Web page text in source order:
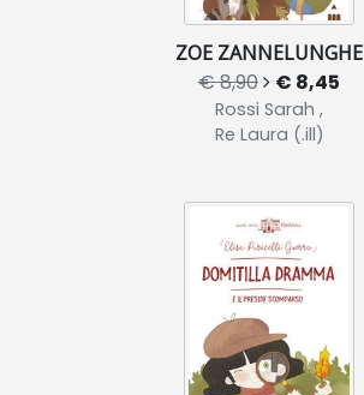
ZOE ZANNELUNGHE
€ 8,90 € 8,45
Rossi Sarah ,
Re Laura (.ill)